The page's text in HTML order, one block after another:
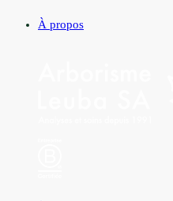
À propos